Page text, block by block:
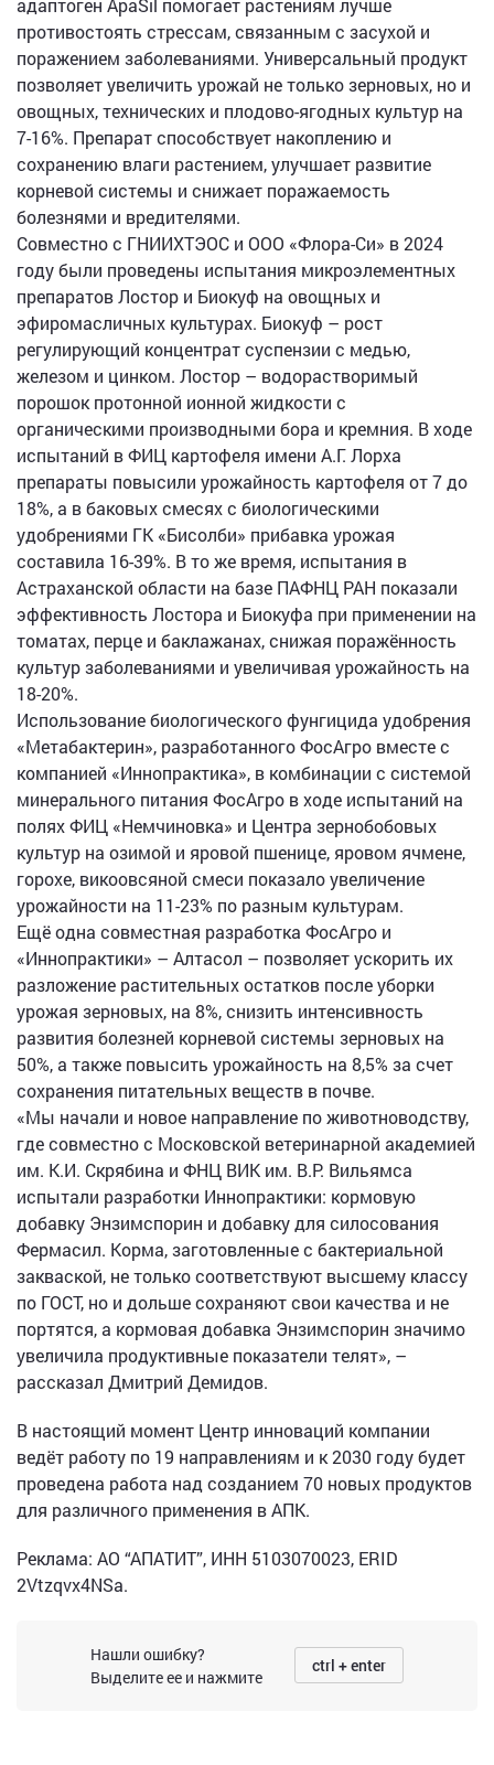
адаптоген ApaSil помогает растениям лучше
противостоять стрессам, связанным с засухой и
поражением заболеваниями. Универсальный продукт
позволяет увеличить урожай не только зерновых, но и
овощных, технических и плодово-ягодных культур на
7-16%. Препарат способствует накоплению и
сохранению влаги растением, улучшает развитие
корневой системы и снижает поражаемость
болезнями и вредителями.
Совместно с ГНИИХТЭОС и ООО «Флора-Си» в 2024
году были проведены испытания микроэлементных
препаратов Лостор и Биокуф на овощных и
эфиромасличных культурах. Биокуф – рост
регулирующий концентрат суспензии с медью,
железом и цинком. Лостор – водорастворимый
порошок протонной ионной жидкости с
органическими производными бора и кремния. В ходе
испытаний в ФИЦ картофеля имени А.Г. Лорха
препараты повысили урожайность картофеля от 7 до
18%, а в баковых смесях с биологическими
удобрениями ГК «Бисолби» прибавка урожая
составила 16-39%. В то же время, испытания в
Астраханской области на базе ПАФНЦ РАН показали
эффективность Лостора и Биокуфа при применении на
томатах, перце и баклажанах, снижая поражённость
культур заболеваниями и увеличивая урожайность на
18-20%.
Использование биологического фунгицида удобрения
«Метабактерин», разработанного ФосАгро вместе с
компанией «Иннопрактика», в комбинации с системой
минерального питания ФосАгро в ходе испытаний на
полях ФИЦ «Немчиновка» и Центра зернобобовых
культур на озимой и яровой пшенице, яровом ячмене,
горохе, викоовсяной смеси показало увеличение
урожайности на 11-23% по разным культурам.
Ещё одна совместная разработка ФосАгро и
«Иннопрактики» – Алтасол – позволяет ускорить их
разложение растительных остатков после уборки
урожая зерновых, на 8%, снизить интенсивность
развития болезней корневой системы зерновых на
50%, а также повысить урожайность на 8,5% за счет
сохранения питательных веществ в почве.
«Мы начали и новое направление по животноводству,
где совместно с Московской ветеринарной академией
им. К.И. Скрябина и ФНЦ ВИК им. В.Р. Вильямса
испытали разработки Иннопрактики: кормовую
добавку Энзимспорин и добавку для силосования
Фермасил. Корма, заготовленные с бактериальной
закваской, не только соответствуют высшему классу
по ГОСТ, но и дольше сохраняют свои качества и не
портятся, а кормовая добавка Энзимспорин значимо
увеличила продуктивные показатели телят», –
рассказал Дмитрий Демидов.
В настоящий момент Центр инноваций компании
ведёт работу по 19 направлениям и к 2030 году будет
проведена работа над созданием 70 новых продуктов
для различного применения в АПК.
Реклама: АО “АПАТИТ”, ИНН 5103070023, ERID
2Vtzqvx4NSa.
Нашли ошибку?
Выделите ее и нажмите
ctrl + enter